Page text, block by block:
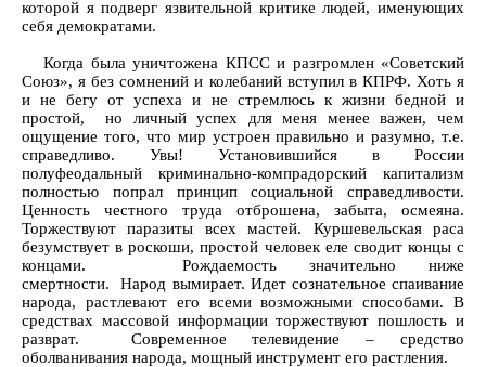
которой я подверг язвительной критике людей, именующих
себя демократами.
Когда была уничтожена КПСС и разгромлен «Советский
Союз», я без сомнений и колебаний вступил в КПРФ. Хоть я
и не бегу от успеха и не стремлюсь к жизни бедной и
простой, но личный успех для меня менее важен, чем
ощущение того, что мир устроен правильно и разумно, т.е.
справедливо. Увы! Установившийся в России
полуфеодальный криминально-компрадорский капитализм
полностью попрал принцип социальной справедливости.
Ценность честного труда отброшена, забыта, осмеяна.
Торжествуют паразиты всех мастей. Куршевельская раса
безумствует в роскоши, простой человек еле сводит концы с
концами. Рождаемость значительно ниже
смертности. Народ вымирает. Идет сознательное спаивание
народа, растлевают его всеми возможными способами. В
средствах массовой информации торжествуют пошлость и
разврат. Современное телевидение – средство
оболванивания народа, мощный инструмент его растления.